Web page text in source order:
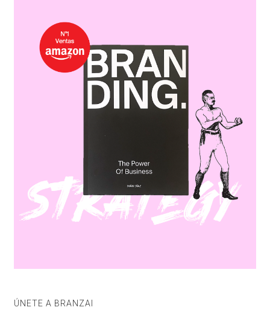
ÚNETE A BRANZAI